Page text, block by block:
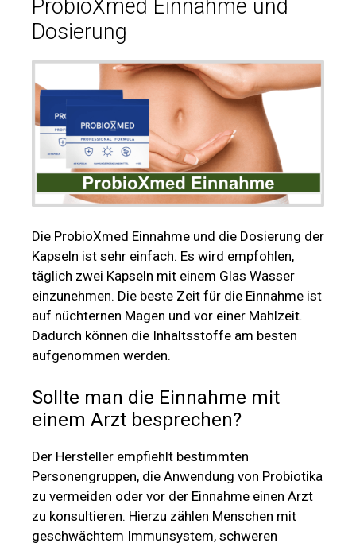
ProbioXmed Einnahme und
Dosierung
Die ProbioXmed Einnahme und die Dosierung der
Kapseln ist sehr einfach. Es wird empfohlen,
täglich zwei Kapseln mit einem Glas Wasser
einzunehmen. Die beste Zeit für die Einnahme ist
auf nüchternen Magen und vor einer Mahlzeit.
Dadurch können die Inhaltsstoffe am besten
aufgenommen werden.
Sollte man die Einnahme mit
einem Arzt besprechen?
Der Hersteller empfiehlt bestimmten
Personengruppen, die Anwendung von Probiotika
zu vermeiden oder vor der Einnahme einen Arzt
zu konsultieren. Hierzu zählen Menschen mit
geschwächtem Immunsystem, schweren